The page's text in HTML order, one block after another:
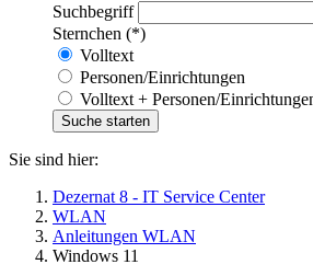
Suchbegriff
Sternchen (*)
Volltext
Personen/Einrichtungen
Volltext + Personen/
Sie sind hier:
Dezernat 8 - IT Service Center
WLAN
Anleitungen WLAN
Windows 11